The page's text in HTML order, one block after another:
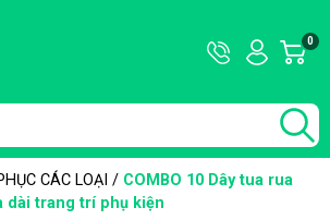
HotlineTài
khoản
Khách
0
CÁC LOẠI / COMBO 10 Dây tua rua
dài trang trí phụ kiện